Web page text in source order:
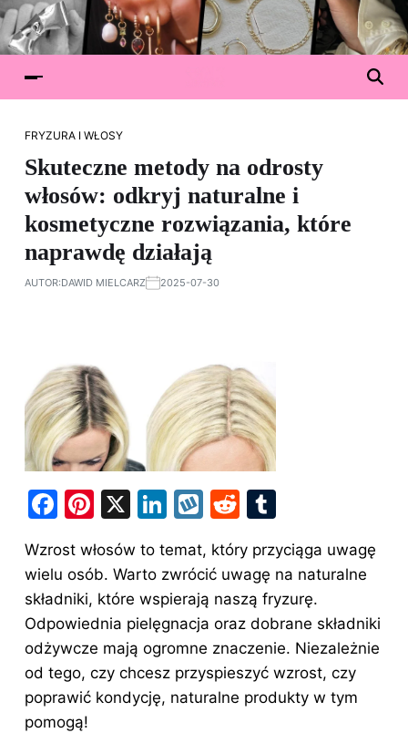
FRYZURA I WŁOSY
Skuteczne metody na odrosty
włosów: odkryj naturalne i
kosmetyczne rozwiązania, które
naprawdę działają
AUTOR:DAWID MIELCARZ 2025-07-30
F
c
e
b
o
o
k
Pi
nt
er
e
st
X
Li
k
e
dI
n
W
k
o
p
R
d
di
t
m
bl
r
Wzrost włosów to temat, który przyciąga uwagę
wielu osób. Warto zwrócić uwagę na naturalne
składniki, które wspierają naszą fryzurę.
Odpowiednia pielęgnacja oraz dobrane składniki
odżywcze mają ogromne znaczenie. Niezależnie
od tego, czy chcesz przyspieszyć wzrost, czy
poprawić kondycję, naturalne produkty w tym
pomogą!